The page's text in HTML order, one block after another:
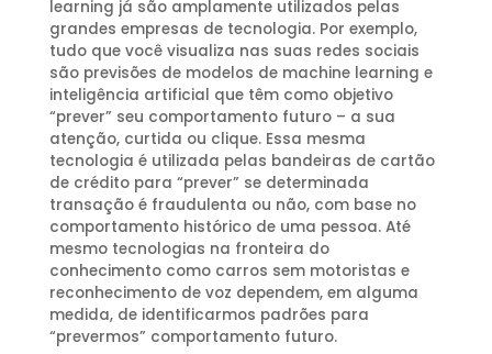
learning já são amplamente utilizados pelas
grandes empresas de tecnologia. Por exemplo,
tudo que você visualiza nas suas redes sociais
são previsões de modelos de machine learning e
inteligência artificial que têm como objetivo
“prever” seu comportamento futuro – a sua
atenção, curtida ou clique. Essa mesma
tecnologia é utilizada pelas bandeiras de cartão
de crédito para “prever” se determinada
transação é fraudulenta ou não, com base no
comportamento histórico de uma pessoa. Até
mesmo tecnologias na fronteira do
conhecimento como carros sem motoristas e
reconhecimento de voz dependem, em alguma
medida, de identificarmos padrões para
“prevermos” comportamento futuro.